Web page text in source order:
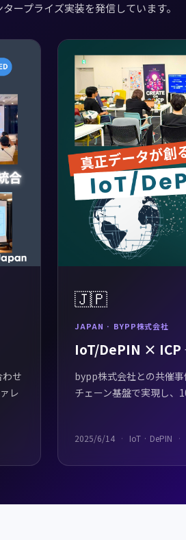
ープライズ実装を発信しています。
せ
レ
🇯🇵
JAPAN · BYPP株式会社
IoT/DePIN × ICP
bypp株式会社との共催
チェーン基盤で実現し、
2025/6/14 IoT · DePIN